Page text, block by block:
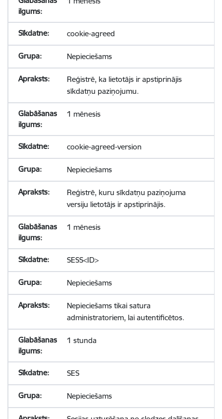
cookie-agreed
Nepieciešams
Reģistrē, ka lietotājs ir apstiprinājis
sīkdatņu paziņojumu.
1 mēnesis
cookie-agreed-version
Nepieciešams
Reģistrē, kuru sīkdatņu paziņojuma
versiju lietotājs ir apstiprinājis.
1 mēnesis
SESS<ID>
Nepieciešams
Nepieciešams tikai satura
administratoriem, lai autentificētos.
1 stunda
SES
Nepieciešams